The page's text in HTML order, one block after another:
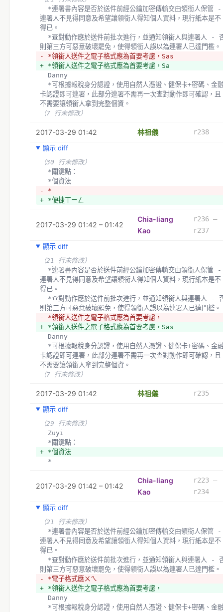
連署人不見得同意及希望讓領銜人得知個人資料，現行紙本是不
得已。
則第三方可惡意破壞罷免，使得領銜人誤以為連署人已達門檻。
- *領銜人送件之電子格式應為首要考慮，Sas
+ *領銜人送件之電子格式應為首要考慮，Sa
  Danny
卡認證即可連署，此部分連署不需再一次查對動作即可確認，且
不需要讓領銜人拿到完整個資。
（7 行未修改）
2017-03-29 01:42 林祖儀
r238
顯示 diff
（30 行未修改）
  *關鍵點：
  *個資法
- *
+ *便捷ㄒㄧㄥ
2017-03-29 01:42 – 01:42
Chia-liang
Kao
r236 –
r237
顯示 diff
（21 行未修改）
連署人不見得同意及希望讓領銜人得知個人資料，現行紙本是不
得已。
則第三方可惡意破壞罷免，使得領銜人誤以為連署人已達門檻。
- *領銜人送件之電子格式應為首要考慮，
+ *領銜人送件之電子格式應為首要考慮，Sas
  Danny
卡認證即可連署，此部分連署不需再一次查對動作即可確認，且
不需要讓領銜人拿到完整個資。
（7 行未修改）
2017-03-29 01:42 林祖儀
r235
顯示 diff
（29 行未修改）
  Zuyi
  *關鍵點：
+ *個資法
  *
2017-03-29 01:42 – 01:42
Chia-liang
Kao
r223 –
r234
顯示 diff
（21 行未修改）
連署人不見得同意及希望讓領銜人得知個人資料，現行紙本是不
得已。
則第三方可惡意破壞罷免，使得領銜人誤以為連署人已達門檻。
- *電子格式應ㄨㄟ
+ *領銜人送件之電子格式應為首要考慮，
  Danny